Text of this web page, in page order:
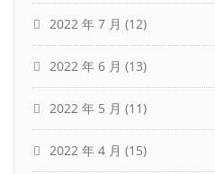
2022 年 7 月 (12)
2022 年 6 月 (13)
2022 年 5 月 (11)
2022 年 4 月 (15)